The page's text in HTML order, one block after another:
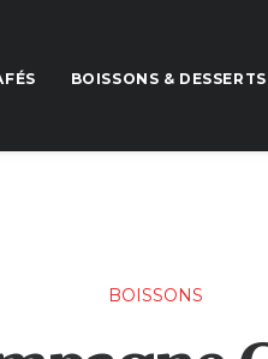
BOISSONS & DESSERTS
BOISSONS